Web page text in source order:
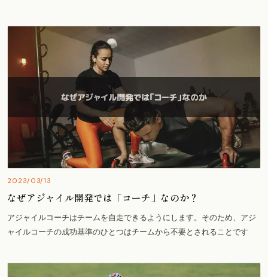
2023/03/13
なぜアジャイル開発では「コーチ」なのか？
アジャイルコーチはチームを自走できるようにします。そのため、アジ
ャイルコーチの成功基準のひとつはチームから不要とされることです